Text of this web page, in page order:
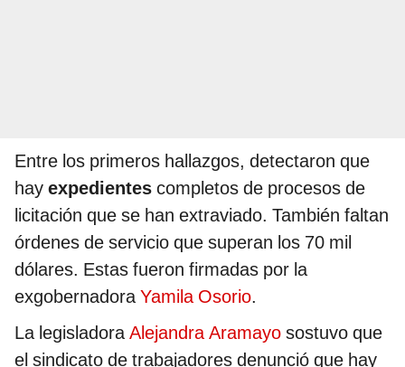
Entre los primeros hallazgos, detectaron que
hay expedientes completos de procesos de
licitación que se han extraviado. También faltan
órdenes de servicio que superan los 70 mil
dólares. Estas fueron firmadas por la
exgobernadoraYamila Osorio.
La legisladoraAlejandra Aramayo sostuvo que
el sindicato de trabajadores denunció que hay